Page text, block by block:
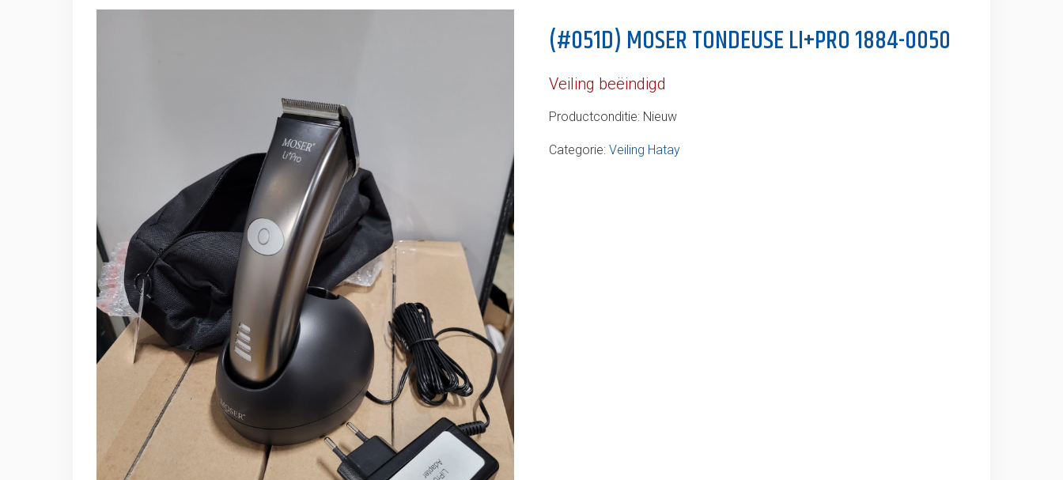
(#051D) MOSER TONDEUSE LI+PRO 1884-0050
Veiling beëindigd
Productconditie: Nieuw
Categorie: Veiling Hatay